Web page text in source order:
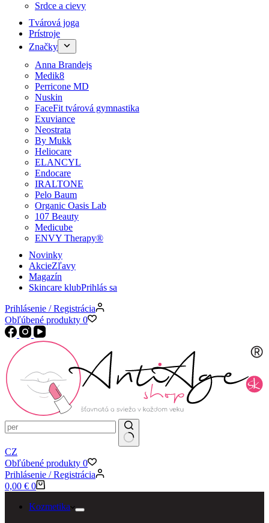
Srdce a cievy
Tvárová joga
Prístroje
Značky
Anna Brandejs
Medik8
Perricone MD
Nuskin
FaceFit tvárová gymnastika
Exuviance
Neostrata
By Mukk
Heliocare
ELANCYL
Endocare
IRALTONE
Pelo Baum
Organic Oasis Lab
107 Beauty
Medicube
ENVY Therapy®
Novinky
AkcieZľavy
Magazín
Skincare klubPrihlás sa
Prihlásenie / Registrácia
Obľúbené produkty 0
CZ
Obľúbené produkty 0
Prihlásenie / Registrácia
Košík
0,00 € 0
Kozmetika